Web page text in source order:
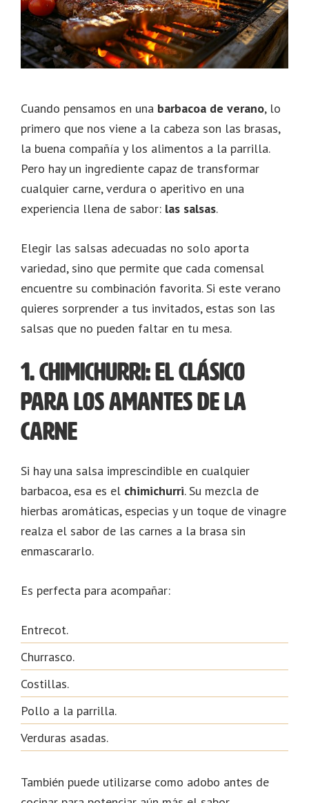
Cuando pensamos en una barbacoa de verano, lo
primero que nos viene a la cabeza son las brasas,
la buena compañía y los alimentos a la parrilla.
Pero hay un ingrediente capaz de transformar
cualquier carne, verdura o aperitivo en una
experiencia llena de sabor: las salsas.
Elegir las salsas adecuadas no solo aporta
variedad, sino que permite que cada comensal
encuentre su combinación favorita. Si este verano
quieres sorprender a tus invitados, estas son las
salsas que no pueden faltar en tu mesa.
1. Chimichurri: el clásico
para los amantes de la
carne
Si hay una salsa imprescindible en cualquier
barbacoa, esa es el chimichurri. Su mezcla de
hierbas aromáticas, especias y un toque de vinagre
realza el sabor de las carnes a la brasa sin
enmascararlo.
Es perfecta para acompañar:
Entrecot.
Churrasco.
Costillas.
Pollo a la parrilla.
Verduras asadas.
También puede utilizarse como adobo antes de